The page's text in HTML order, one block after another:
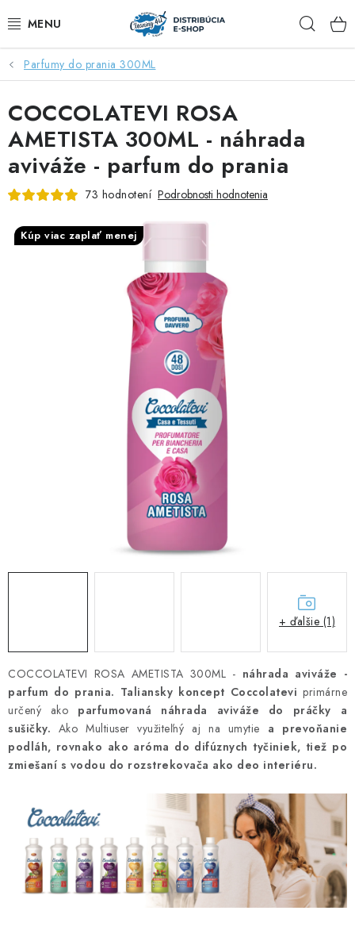
na
ZĽAVY AŽ DO -40%
COCCOLATEVI®️🇮🇹💙
🌷DEO DUE®️🩷🇮🇹
SAPONE DI TOSCANA®️🇮🇹🌸
🧺PRANIE💖
ČISTENIE DOMÁCNOSTI
PAPIEROVÁ HYGIENA A UTIERKY
KOZMETIKA-OSOBNÁ STAROSTLIVOSŤ
ANTIBAKTERIÁLNE A DEZINFEKČNÉ PRODUKTY
CENY A SPÔSOBY DOPRAVY
UPRATOVACIE SLUŽBY
ZAREGISTRUJTE SA
OBCHODNÉ PODMIENKY
ZNAČKY
Obchodné podmienky Podmienky ochrany osobných údajov
Parfumy do prania 300ML
COCCOLATEVI ROSA AMETISTA 300ML - náhrada aviváže -
parfum do prania. Taliansky koncept Coccolatevi primárne
určený ako parfumovaná náhrada aviváže do práčky a
sušičky. Ako Multiuser využiteľný aj na umytie a prevoňanie
podláh, rovnako ako aróma do difúznych tyčiniek, tiež po
zmiešaní s vodou do rozstrekovača ako deo interiéru.
COCCOLATEVI ROSA
AMETISTA 300ML - náhrada
aviváže - parfum do prania
73 hodnotení Podrobnosti hodnotenia
Kúp viac zaplať menej
+ ďalšie (1)